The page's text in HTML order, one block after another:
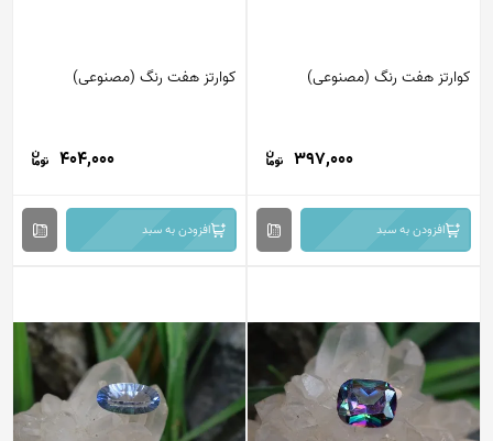
کوارتز هفت رنگ (مصنوعی)
397,000
افزودن به سبد
کوارتز هفت رنگ (مصنوعی)
404,000
افزودن به سبد